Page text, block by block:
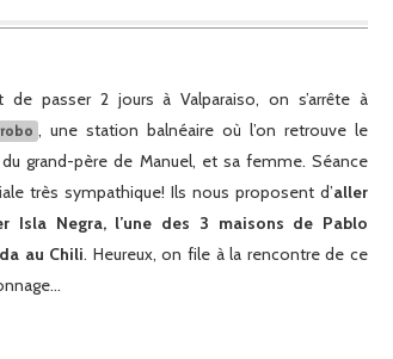
de passer 2 jours à Valparaiso, on s’arrête à
, une station balnéaire où l’on retrouve le
grand-père de Manuel, et sa femme. Séance
très sympathique! Ils nous proposent d’aller
Isla Negra, l’une des 3 maisons de Pablo
au Chili. Heureux, on file à la rencontre de ce